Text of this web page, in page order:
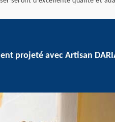
projeté avec Artisan